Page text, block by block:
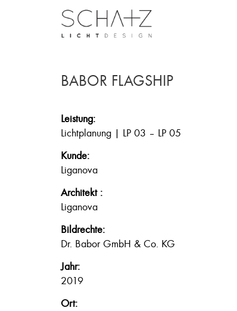
BABOR FLAGSHIP
Leistung:
Lichtplanung | LP 03 – LP 05
Kunde:
Liganova
Architekt :
Liganova
Bildrechte:
Dr. Babor GmbH & Co. KG
Jahr:
2019
Ort: